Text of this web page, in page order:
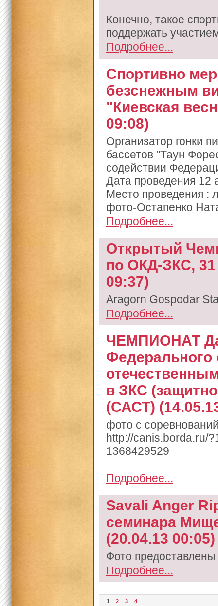
Конечно, такое
поддержать
Подробнее...
Спортивно
безснежным
"Киевская
09:08)
Организатор гонки
бассетов "Таун
содействии
Дата проведения 12
Место проведения :
фото-Остапенко
Подробнее...
Открытый
по ОКД-ЗКС, 31
09:37)
Aragorn Gospodar
Подробнее...
ЧЕМПИОНАТ
Федерального
в ЗКС
(САСТ)
фото с
http://canis.borda.ru/
1368429529
Подробнее...
Savali Anger
семинара
(20.04.13 00:05)
Фото
Подробнее...
1 2 3 4